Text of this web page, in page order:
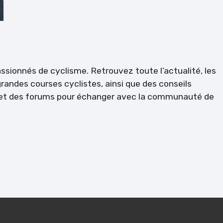
de cyclisme. Retrouvez toute l’actualité, les
courses cyclistes, ainsi que des conseils
des forums pour échanger avec la communauté de